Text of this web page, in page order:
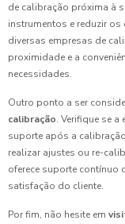
de calibração próxima à
instrumentos e reduzir
diversas empresas de
proximidade e a
necessidades.
Outro ponto a ser
calibração. Verifique se a
suporte após a
realizar ajustes ou re-
oferece suporte
satisfação do cliente.
Por fim, não hesite em